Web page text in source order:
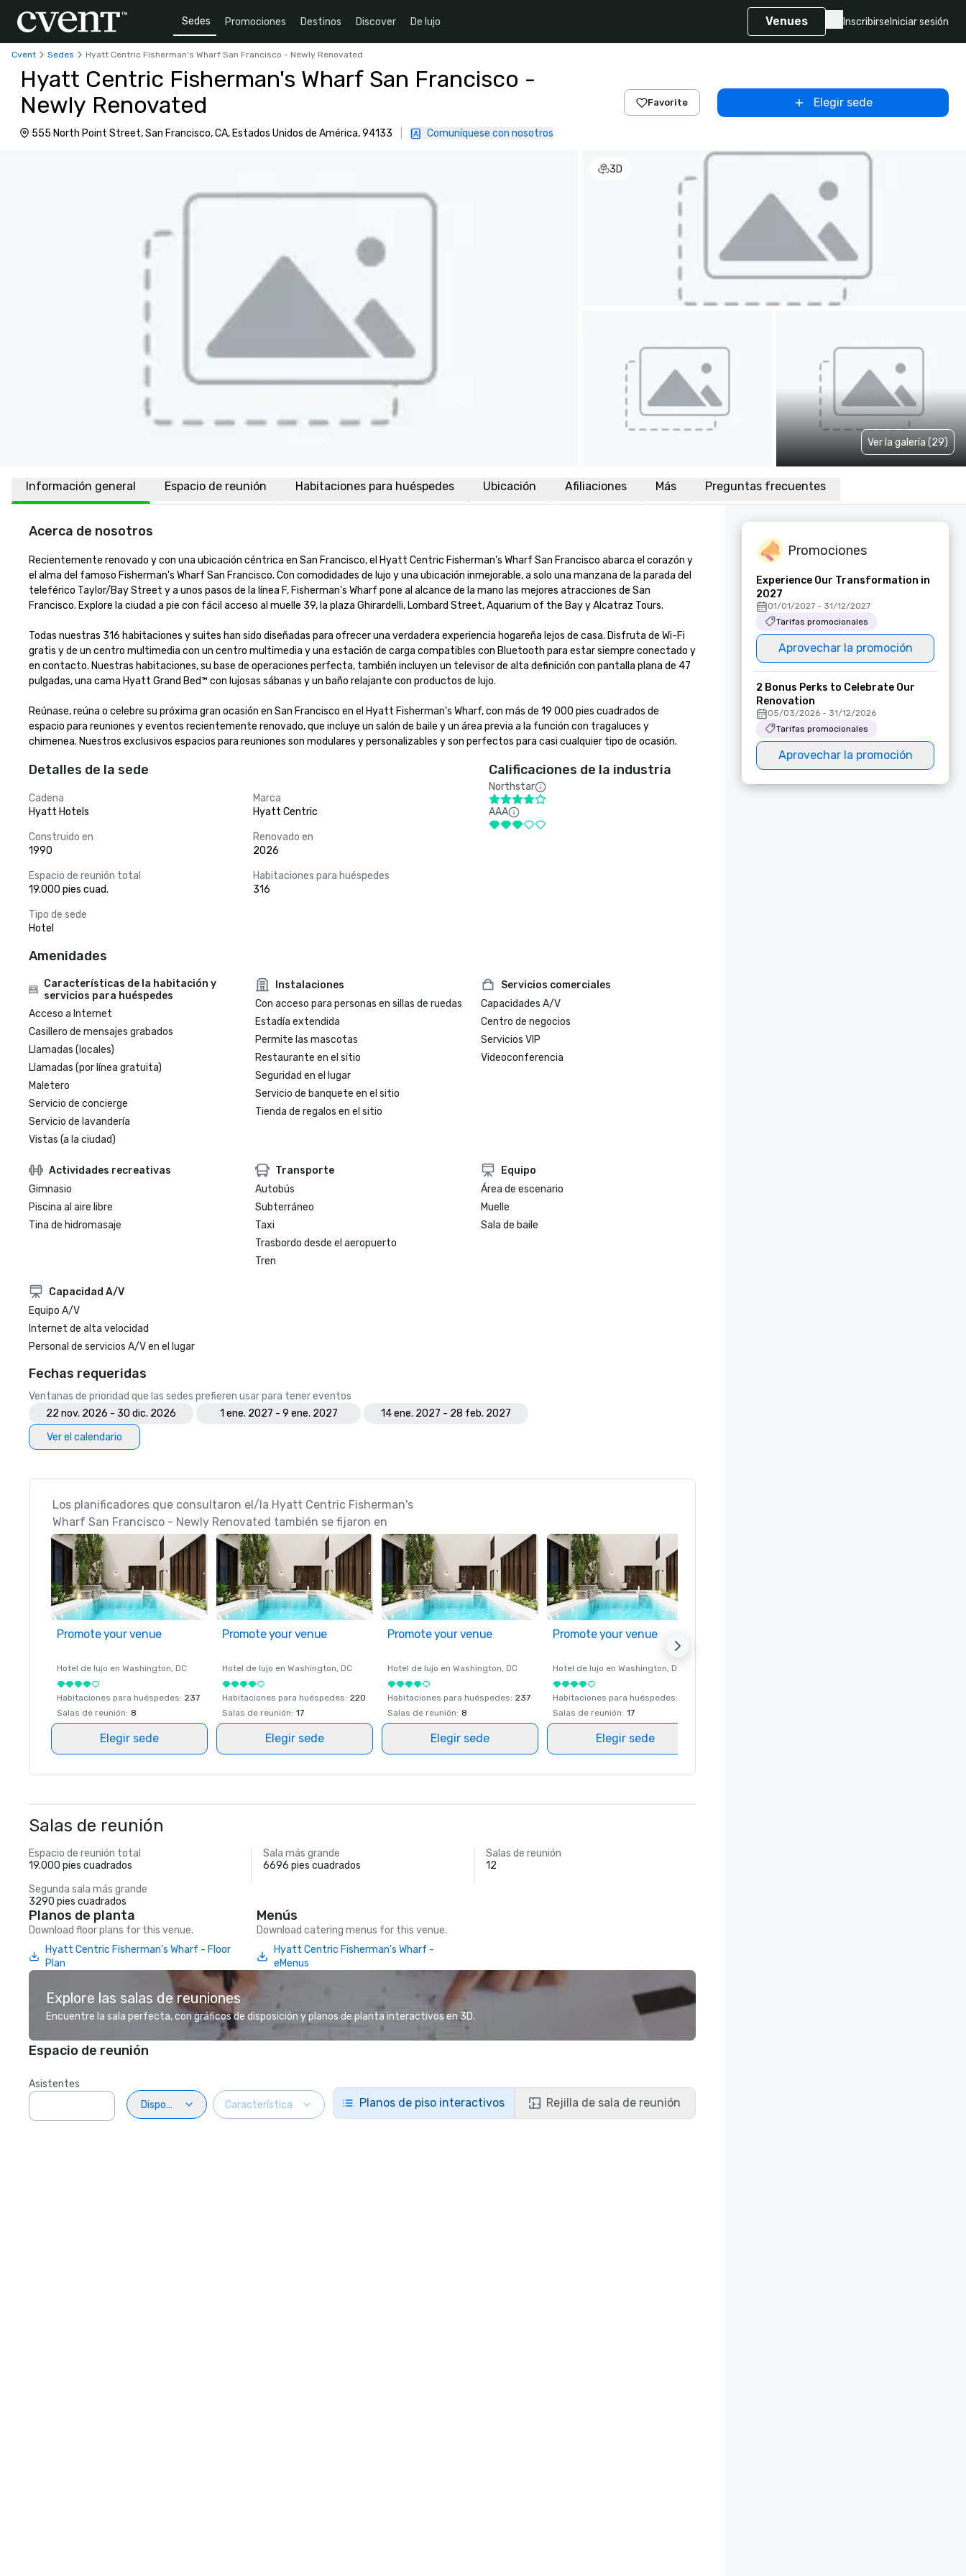
Sedes Promociones Destinos Discover De lujo Venues Inscribirse Iniciar sesión
Cvent Sedes Hyatt Centric Fisherman's Wharf San Francisco - Newly Renovated
Hyatt Centric Fisherman's Wharf San Francisco -
Newly Renovated
555 North Point Street, San Francisco, CA, Estados Unidos de América, 94133 Comuníquese con nosotros
Favorite Elegir sede
3D
Ver la galería (29)
Información general Espacio de reunión Habitaciones para huéspedes Ubicación Afiliaciones Más Preguntas frecuentes
Acerca de nosotros
Recientemente renovado y con una ubicación céntrica en San Francisco, el Hyatt Centric Fisherman's Wharf San Francisco abarca el corazón y
el alma del famoso Fisherman's Wharf San Francisco. Con comodidades de lujo y una ubicación inmejorable, a solo una manzana de la parada del
teleférico Taylor/Bay Street y a unos pasos de la línea F, Fisherman's Wharf pone al alcance de la mano las mejores atracciones de San
Francisco. Explore la ciudad a pie con fácil acceso al muelle 39, la plaza Ghirardelli, Lombard Street, Aquarium of the Bay y Alcatraz Tours.
Todas nuestras 316 habitaciones y suites han sido diseñadas para ofrecer una verdadera experiencia hogareña lejos de casa. Disfruta de Wi-Fi
gratis y de un centro multimedia con un centro multimedia y una estación de carga compatibles con Bluetooth para estar siempre conectado y
en contacto. Nuestras habitaciones, su base de operaciones perfecta, también incluyen un televisor de alta definición con pantalla plana de 47
pulgadas, una cama Hyatt Grand Bed™ con lujosas sábanas y un baño relajante con productos de lujo.
Reúnase, reúna o celebre su próxima gran ocasión en San Francisco en el Hyatt Fisherman's Wharf, con más de 19 000 pies cuadrados de
espacio para reuniones y eventos recientemente renovado, que incluye un salón de baile y un área previa a la función con tragaluces y
chimenea. Nuestros exclusivos espacios para reuniones son modulares y personalizables y son perfectos para casi cualquier tipo de ocasión.
Detalles de la sede
Cadena
Hyatt Hotels
Marca
Hyatt Centric
Construido en
1990
Renovado en
2026
Espacio de reunión total
19.000 pies cuad.
Habitaciones para huéspedes
316
Tipo de sede
Hotel
Calificaciones de la industria
Northstar
AAA
Amenidades
Características de la habitación y
servicios para huéspedes
Acceso a Internet
Casillero de mensajes grabados
Llamadas (locales)
Llamadas (por línea gratuita)
Maletero
Servicio de concierge
Servicio de lavandería
Vistas (a la ciudad)
Instalaciones
Con acceso para personas en sillas de ruedas
Estadía extendida
Permite las mascotas
Restaurante en el sitio
Seguridad en el lugar
Servicio de banquete en el sitio
Tienda de regalos en el sitio
Servicios comerciales
Capacidades A/V
Centro de negocios
Servicios VIP
Videoconferencia
Actividades recreativas
Gimnasio
Piscina al aire libre
Tina de hidromasaje
Transporte
Autobús
Subterráneo
Taxi
Trasbordo desde el aeropuerto
Tren
Equipo
Área de escenario
Muelle
Sala de baile
Capacidad A/V
Equipo A/V
Internet de alta velocidad
Personal de servicios A/V en el lugar
Fechas requeridas
Ventanas de prioridad que las sedes prefieren usar para tener eventos
22 nov. 2026 - 30 dic. 2026
1 ene. 2027 - 9 ene. 2027
14 ene. 2027 - 28 feb. 2027
Ver el calendario
Los planificadores que consultaron el/la Hyatt Centric Fisherman's
Wharf San Francisco - Newly Renovated también se fijaron en
Promote your venue
Hotel de lujo en Washington, DC
Habitaciones para huéspedes: 237
Salas de reunión: 8
Elegir sede
Promote your venue
Hotel de lujo en Washington, DC
Habitaciones para huéspedes: 220
Salas de reunión: 17
Elegir sede
Promote your venue
Hotel de lujo en Washington, DC
Habitaciones para huéspedes: 237
Salas de reunión: 8
Elegir sede
Promote your venue
Hotel de lujo en Washington, DC
Habitaciones para huéspedes:
Salas de reunión: 17
Elegir sede
Salas de reunión
Espacio de reunión total
19.000 pies cuadrados
Sala más grande
6696 pies cuadrados
Salas de reunión
12
Segunda sala más grande
3290 pies cuadrados
Planos de planta
Download floor plans for this venue.
Hyatt Centric Fisherman's Wharf - Floor
Plan
Menús
Download catering menus for this venue.
Hyatt Centric Fisherman's Wharf -
eMenus
Explore las salas de reuniones
Encuentre la sala perfecta, con gráficos de disposición y planos de planta interactivos en 3D.
Espacio de reunión
Asistentes
Disposiciön
Característica Planos de piso interactivos Rejilla de sala de reunión
Promociones
Experience Our Transformation in
2027
01/01/2027 - 31/12/2027
Tarifas promocionales
Aprovechar la promoción
2 Bonus Perks to Celebrate Our
Renovation
05/03/2026 - 31/12/2026
Tarifas promocionales
Aprovechar la promoción